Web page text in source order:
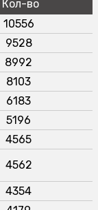
Кол-во
10556
9528
8992
8103
6183
5196
4565
4562
4354